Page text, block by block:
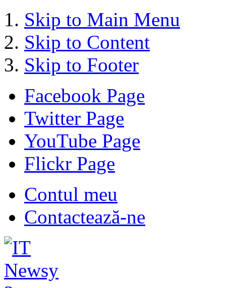
Skip to Main Menu
Skip to Content
Skip to Footer
Facebook Page
Twitter Page
YouTube Page
Flickr Page
Contul meu
Contactează-ne